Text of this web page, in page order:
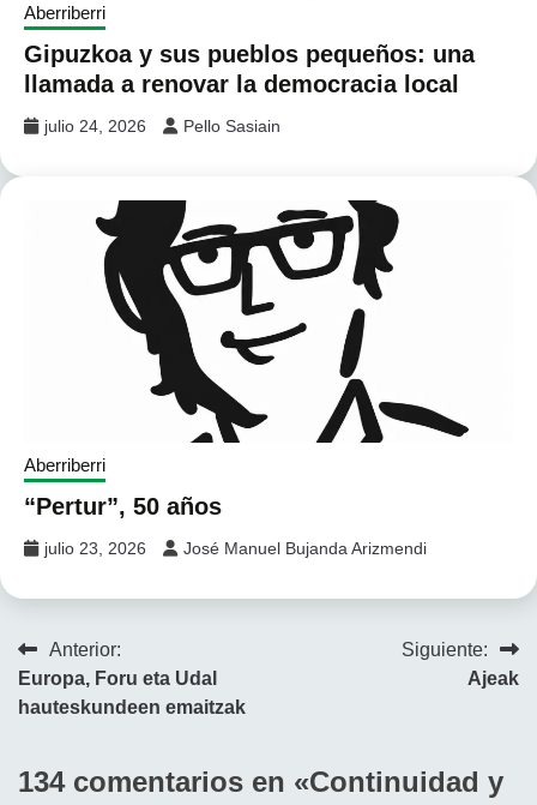
Aberriberri
Gipuzkoa y sus pueblos pequeños: una
llamada a renovar la democracia local
julio 24, 2026 Pello Sasiain
Aberriberri
“Pertur”, 50 años
julio 23, 2026 José Manuel Bujanda Arizmendi
Navegación
de
Anterior:
Europa, Foru eta Udal
hauteskundeen emaitzak
Siguiente:
Ajeak
134 comentarios en «Continuidad y